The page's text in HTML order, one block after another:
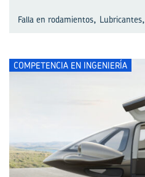
Falla en rodamientos, Lubricantes,
COMPETENCIA EN INGENIERÍA